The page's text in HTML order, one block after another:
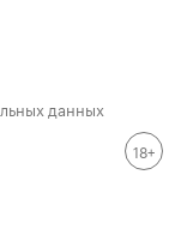
данных
18+